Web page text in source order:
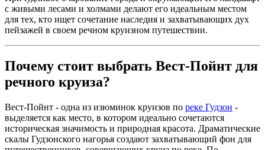
с живыми лесами и холмами делают его идеальным местом
для тех, кто ищет сочетание наследия и захватывающих дух
пейзажей в своем речном круизном путешествии.
Почему стоит выбрать Вест-Пойнт для
речного круиза?
Вест-Пойнт - одна из изюминок круизов по реке Гудзон -
выделяется как место, в котором идеально сочетаются
историческая значимость и природная красота. Драматические
скалы Гудзонского нагорья создают захватывающий фон для